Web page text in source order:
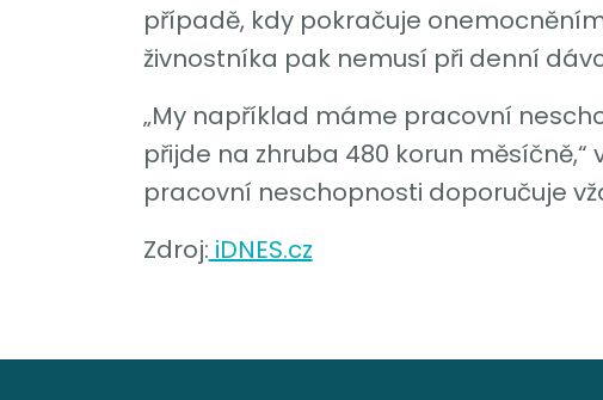
případě, kdy pokračuje
živnostníka pak nemusí při denní
„My například máme pracovní
přijde na zhruba 480 korun
pracovní neschopnosti doporučuje
Zdroj: iDNES.cz